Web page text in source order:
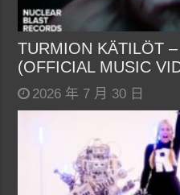
TURMION KÄTILÖT
(OFFICIAL MUSIC
2026 年 7 月 30 日